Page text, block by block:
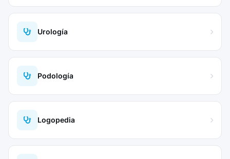
Urología
Podología
Logopedia